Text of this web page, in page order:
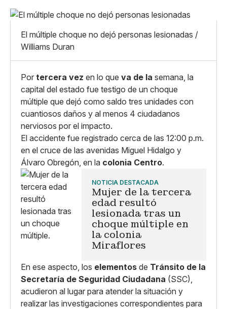
Facebook
X
Copiar enlace
Mediano
El múltiple choque no dejó personas lesionadas /
Williams Duran
Por tercera vez en lo que va de la semana, la
capital del estado fue testigo de un choque
múltiple que dejó como saldo tres unidades con
cuantiosos daños y al menos 4 ciudadanos
nerviosos por el impacto.
El accidente fue registrado cerca de las 12:00 p.m.
en el cruce de las avenidas Miguel Hidalgo y
Álvaro Obregón, en la colonia Centro.
NOTICIA DESTACADA
Mujer de la tercera
edad resultó
lesionada tras un
choque múltiple en
la colonia
Miraflores
En ese aspecto, los elementos de Tránsito de la
Secretaría de Seguridad Ciudadana (SSC),
acudieron al lugar para atender la situación y
realizar las investigaciones correspondientes para